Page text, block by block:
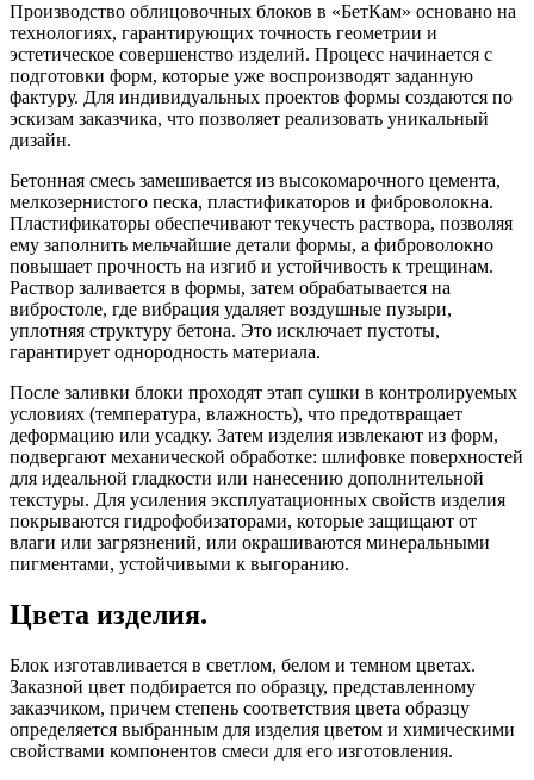
Производство облицовочных блоков в «БетКам» основано на
технологиях, гарантирующих точность геометрии и
эстетическое совершенство изделий. Процесс начинается с
подготовки форм, которые уже воспроизводят заданную
фактуру. Для индивидуальных проектов формы создаются по
эскизам заказчика, что позволяет реализовать уникальный
дизайн.
Бетонная смесь замешивается из высокомарочного цемента,
мелкозернистого песка, пластификаторов и фиброволокна.
Пластификаторы обеспечивают текучесть раствора, позволяя
ему заполнить мельчайшие детали формы, а фиброволокно
повышает прочность на изгиб и устойчивость к трещинам.
Раствор заливается в формы, затем обрабатывается на
вибростоле, где вибрация удаляет воздушные пузыри,
уплотняя структуру бетона. Это исключает пустоты,
гарантирует однородность материала.
После заливки блоки проходят этап сушки в контролируемых
условиях (температура, влажность), что предотвращает
деформацию или усадку. Затем изделия извлекают из форм,
подвергают механической обработке: шлифовке поверхностей
для идеальной гладкости или нанесению дополнительной
текстуры. Для усиления эксплуатационных свойств изделия
покрываются гидрофобизаторами, которые защищают от
влаги или загрязнений, или окрашиваются минеральными
пигментами, устойчивыми к выгоранию.
Цвета изделия.
Блок изготавливается в светлом, белом и темном цветах.
Заказной цвет подбирается по образцу, представленному
заказчиком, причем степень соответствия цвета образцу
определяется выбранным для изделия цветом и химическими
свойствами компонентов смеси для его изготовления.